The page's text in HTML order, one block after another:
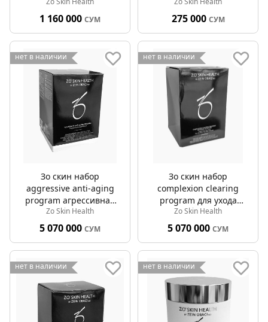
выравнивающая цвет
кожи 85г
1 160 000 СУМ
выравнивания цвета
кожи 20г 1шт
275 000 СУМ
нет в наличии
Зо скин набор
aggressive anti-aging
program агрессивная
антивозрастная
программа
Zo Skin Health
5 070 000 СУМ
нет в наличии
Зо скин набор
complexion clearing
program для ухода
кожей с акне
Zo Skin Health
5 070 000 СУМ
нет в наличии нет в наличии